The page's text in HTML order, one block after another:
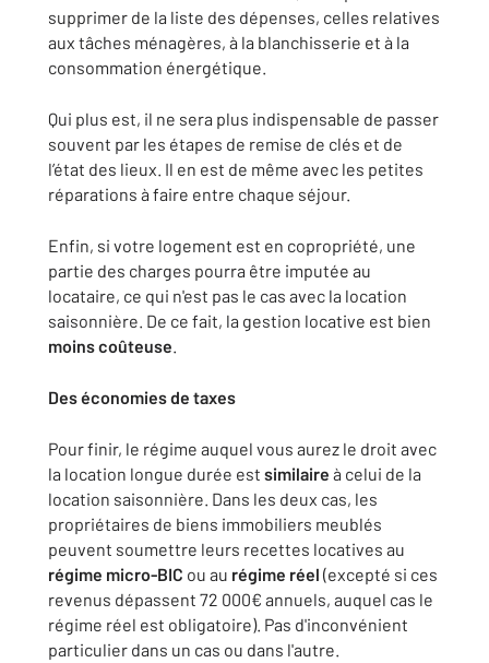
supprimer de la liste des dépenses, celles relatives
aux tâches ménagères, à la blanchisserie et à la
consommation énergétique.
Qui plus est, il ne sera plus indispensable de passer
souvent par les étapes de remise de clés et de
l’état des lieux. Il en est de même avec les petites
réparations à faire entre chaque séjour.
Enfin, si votre logement est en copropriété, une
partie des charges pourra être imputée au
locataire, ce qui n'est pas le cas avec la location
saisonnière. De ce fait, la gestion locative est bien
moins coûteuse.
Des économies de taxes
Pour finir, le régime auquel vous aurez le droit avec
la location longue durée est similaire à celui de la
location saisonnière. Dans les deux cas, les
propriétaires de biens immobiliers meublés
peuvent soumettre leurs recettes locatives au
régime micro-BIC ou au régime réel (excepté si ces
revenus dépassent 72 000€ annuels, auquel cas le
régime réel est obligatoire). Pas d'inconvénient
particulier dans un cas ou dans l'autre.